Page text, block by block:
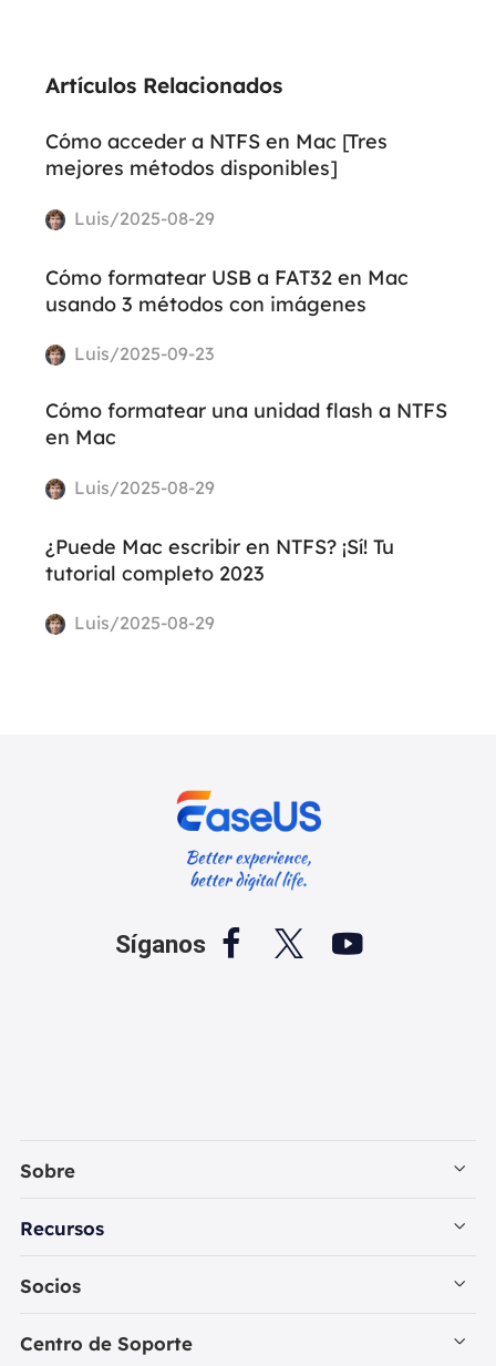
Artículos Relacionados
Cómo acceder a NTFS en Mac [Tres
mejores métodos disponibles]
Luis/2025-08-29
Cómo formatear USB a FAT32 en Mac
usando 3 métodos con imágenes
Luis/2025-09-23
Cómo formatear una unidad flash a NTFS
en Mac
Luis/2025-08-29
¿Puede Mac escribir en NTFS? ¡Sí! Tu
tutorial completo 2023
Luis/2025-08-29
Síganos   
Sobre
Empresa
Recursos
Recuperación de Datos PC
Socios
Revendedores
Centro de Soporte